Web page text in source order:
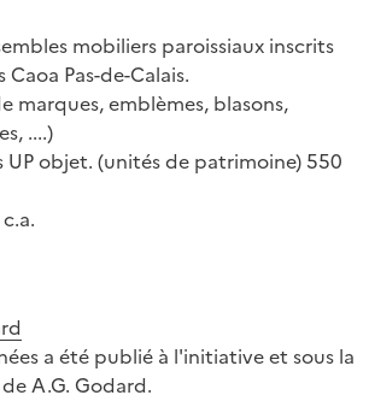
mobiliers paroissiaux inscrits
Pas-de-Calais.
marques, emblèmes, blasons,
....)
UP objet. (unités de patrimoine) 550
a été publié à l'initiative et sous la
A.G. Godard.